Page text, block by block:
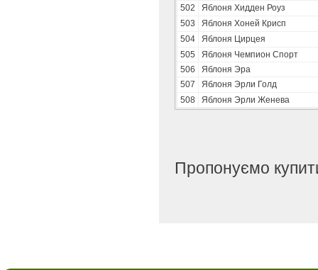
502
Яблоня Хидден Роуз
503
Яблоня Хоней Крисп
504
Яблоня Цирцея
505
Яблоня Чемпион Спорт
506
Яблоня Эра
507
Яблоня Эрли Голд
508
Яблоня Эрли Женева
Пропонуємо